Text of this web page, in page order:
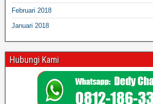
Februari 2018
Januari 2018
Hubungi Kami